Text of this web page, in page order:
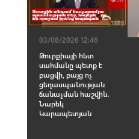
03/08/2026 12:46
Թուրքիայի հետ
սահմանը պետք է
բացվի, բայց ոչ
ցեղասպանության
ճանաչման հաշվին․
Նարեկ
Կարապետյան